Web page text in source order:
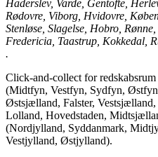
Haderslev, Varde, Gentofte,
Rødovre, Viborg, Hvidovre,
Stenløse, Slagelse, Hobro,
Fredericia, Taastrup, Kokkedal,
.
Click-and-collect for
(Midtfyn, Vestfyn, Sydfyn,
Østsjælland, Falster,
Lolland, Hovedstaden,
(Nordjylland, Syddanmark,
Vestjylland, Østjylland).